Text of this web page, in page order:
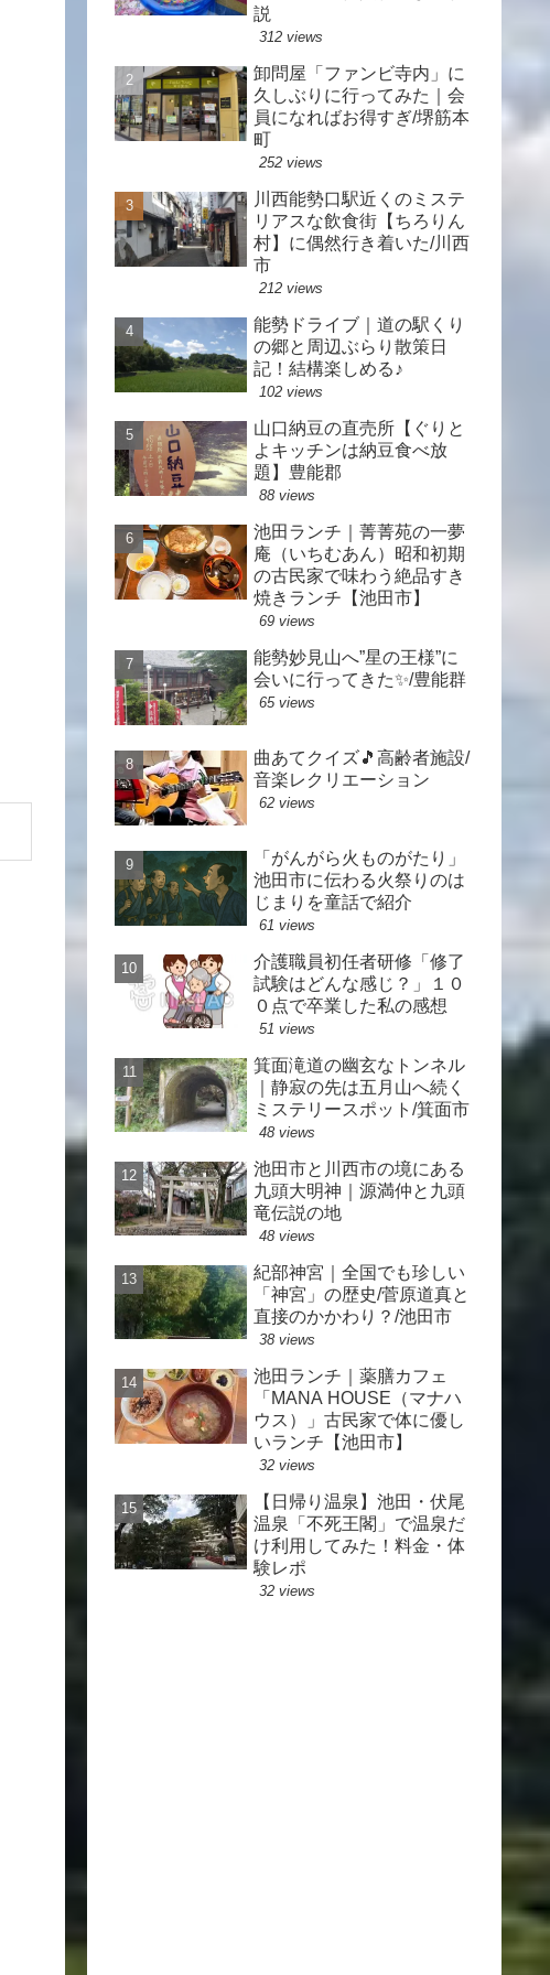
説
312 views
卸問屋「ファンビ寺内」に
久しぶりに行ってみた｜会
員になればお得すぎ/堺筋本
町
252 views
川西能勢口駅近くのミステ
リアスな飲食街【ちろりん
村】に偶然行き着いた/川西
市
212 views
能勢ドライブ｜道の駅くり
の郷と周辺ぶらり散策日
記！結構楽しめる♪
102 views
山口納豆の直売所【ぐりと
よキッチンは納豆食べ放
題】豊能郡
88 views
池田ランチ｜菁菁苑の一夢
庵（いちむあん）昭和初期
の古民家で味わう絶品すき
焼きランチ【池田市】
69 views
能勢妙見山へ”星の王様”に
会いに行ってきた✨/豊能群
65 views
曲あてクイズ🎵高齢者施設/
音楽レクリエーション
62 views
「がんがら火ものがたり」
池田市に伝わる火祭りのは
じまりを童話で紹介
61 views
介護職員初任者研修「修了
試験はどんな感じ？」１０
０点で卒業した私の感想
51 views
箕面滝道の幽玄なトンネル
｜静寂の先は五月山へ続く
ミステリースポット/箕面市
48 views
池田市と川西市の境にある
九頭大明神｜源満仲と九頭
竜伝説の地
48 views
紀部神宮｜全国でも珍しい
「神宮」の歴史/菅原道真と
直接のかかわり？/池田市
38 views
池田ランチ｜薬膳カフェ
「MANA HOUSE（マナハ
ウス）」古民家で体に優し
いランチ【池田市】
32 views
【日帰り温泉】池田・伏尾
温泉「不死王閣」で温泉だ
け利用してみた！料金・体
験レポ
32 views